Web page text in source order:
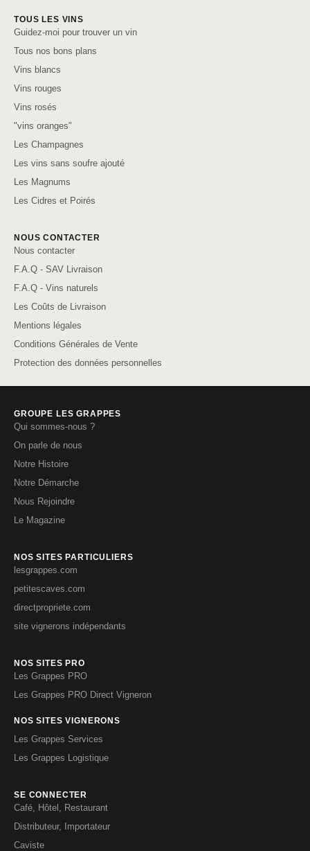
TOUS LES VINS
Guidez-moi pour trouver un vin
Tous nos bons plans
Vins blancs
Vins rouges
Vins rosés
"vins oranges"
Les Champagnes
Les vins sans soufre ajouté
Les Magnums
Les Cidres et Poirés
NOUS CONTACTER
Nous contacter
F.A.Q - SAV Livraison
F.A.Q - Vins naturels
Les Coûts de Livraison
Mentions légales
Conditions Générales de Vente
Protection des données personnelles
GROUPE LES GRAPPES
Qui sommes-nous ?
On parle de nous
Notre Histoire
Notre Démarche
Nous Rejoindre
Le Magazine
NOS SITES PARTICULIERS
lesgrappes.com
petitescaves.com
directpropriete.com
site vignerons indépendants
NOS SITES PRO
Les Grappes PRO
Les Grappes PRO Direct Vigneron
NOS SITES VIGNERONS
Les Grappes Services
Les Grappes Logistique
SE CONNECTER
Café, Hôtel, Restaurant
Distributeur, Importateur
Caviste